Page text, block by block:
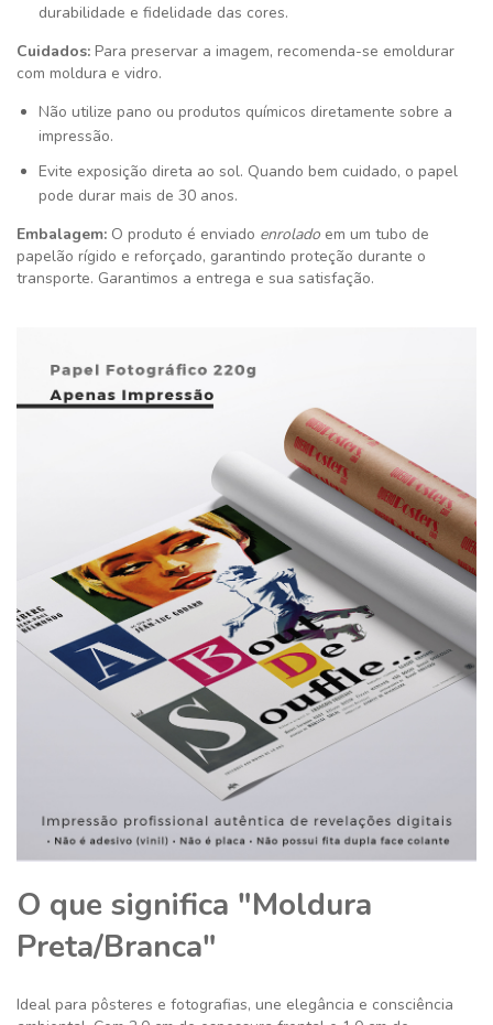
durabilidade e fidelidade das cores.
Cuidados: Para preservar a imagem, recomenda-se emoldurar
com moldura e vidro.
Não utilize pano ou produtos químicos diretamente sobre a
impressão.
Evite exposição direta ao sol. Quando bem cuidado, o papel
pode durar mais de 30 anos.
Embalagem: O produto é enviado enrolado em um tubo de
papelão rígido e reforçado, garantindo proteção durante o
transporte. Garantimos a entrega e sua satisfação.
O que significa "Moldura
Preta/Branca"
Ideal para pôsteres e fotografias, une elegância e consciência